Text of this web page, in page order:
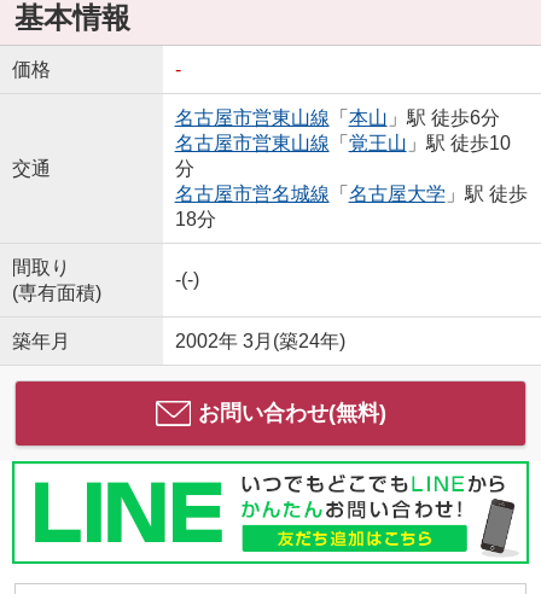
基本情報
価格 -
交通
名古屋市営東山線 「 本山 」駅 徒歩6分
名古屋市営東山線 「 覚王山 」駅 徒歩10
分
名古屋市営名城線 「 名古屋大学 」駅 徒歩
18分
間取り
(専有面積)
-(-)
築年月 2002年 3月(築24年)
お問い合わせ(無料)